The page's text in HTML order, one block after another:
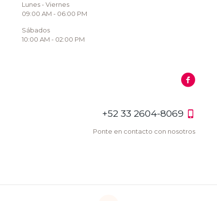
Lunes - Viernes
09:00 AM - 06:00 PM
Sábados
10:00 AM - 02:00 PM
+52 33 2604-8069
Ponte en contacto con nosotros